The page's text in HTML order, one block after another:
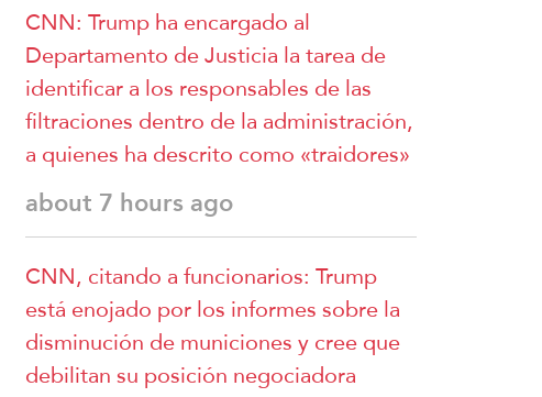
CNN: Trump ha encargado al
Departamento de Justicia la tarea de
identificar a los responsables de las
filtraciones dentro de la administración,
a quienes ha descrito como «traidores»
about 7 hours ago
CNN, citando a funcionarios: Trump
está enojado por los informes sobre la
disminución de municiones y cree que
debilitan su posición negociadora